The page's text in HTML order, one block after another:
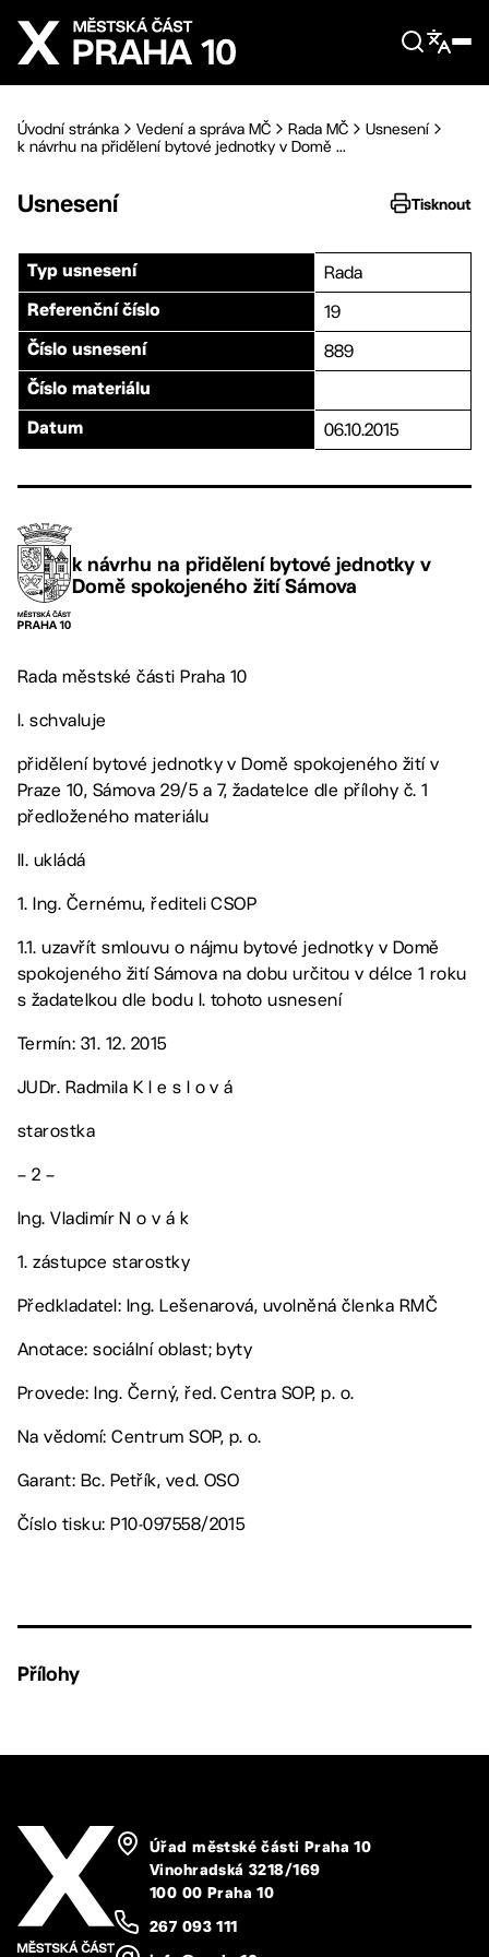
Přejít na hlavní obsah
Úvodní stránka Vedení a správa MČ Rada MČ
Usnesení
k návrhu na přidělení bytové jednotky v Domě ...
Usnesení Tisknout
Typ usnesení Rada
Referenční číslo 19
Číslo usnesení 889
Číslo materiálu
Datum 06.10.2015
k návrhu na přidělení bytové jednotky v
Domě spokojeného žití Sámova
Rada městské části Praha 10
I. schvaluje
přidělení bytové jednotky v Domě spokojeného žití v
Praze 10, Sámova 29/5 a 7, žadatelce dle přílohy č. 1
předloženého materiálu
II. ukládá
1. Ing. Černému, řediteli CSOP
1.1. uzavřít smlouvu o nájmu bytové jednotky v Domě
spokojeného žití Sámova na dobu určitou v délce 1 roku
s žadatelkou dle bodu I. tohoto usnesení
Termín: 31. 12. 2015
JUDr. Radmila K l e s l o v á
starostka
– 2 –
Ing. Vladimír N o v á k
1. zástupce starostky
Předkladatel: Ing. Lešenarová, uvolněná členka RMČ
Anotace: sociální oblast; byty
Provede: Ing. Černý, řed. Centra SOP, p. o.
Na vědomí: Centrum SOP, p. o.
Garant: Bc. Petřík, ved. OSO
Číslo tisku: P10-097558/2015
Přílohy
Úřad městské části Praha 10
Vinohradská 3218/169
100 00 Praha 10
267 093 111